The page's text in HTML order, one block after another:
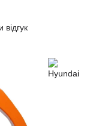
відгук